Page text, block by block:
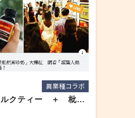
異業種コラボ
タピオカミルクティー ＋ 枇杷シロップ